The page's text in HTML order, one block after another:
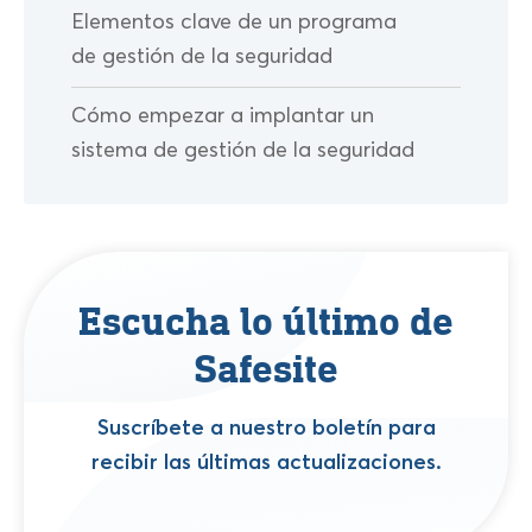
Elementos clave de un programa
de gestión de la seguridad
Cómo empezar a implantar un
sistema de gestión de la seguridad
Escucha lo último de
Safesite
Suscríbete a nuestro boletín para
recibir las últimas actualizaciones.